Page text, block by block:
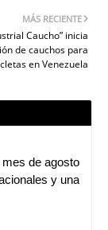
MÁS RECIENTE
Caucho” inicia
de cauchos para
en Venezuela
de agosto
y una